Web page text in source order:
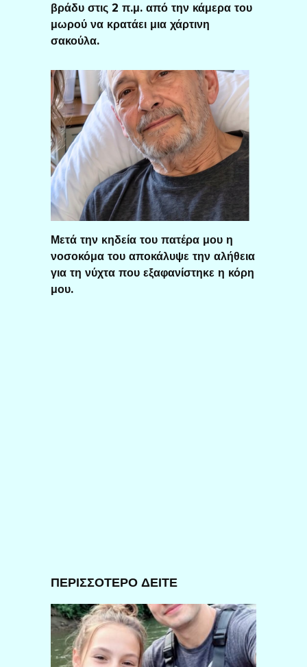
βράδυ στις 2 π.μ. από την κάμερα του
μωρού να κρατάει μια χάρτινη
σακούλα.
Μετά την κηδεία του πατέρα μου η
νοσοκόμα του αποκάλυψε την αλήθεια
για τη νύχτα που εξαφανίστηκε η κόρη
μου.
ΠΕΡΙΣΣΟΤΕΡΟ ΔΕΙΤΕ